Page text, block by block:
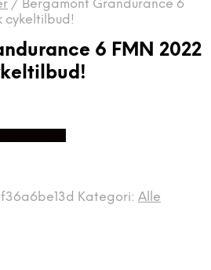
/ Bergamont Grandurance 6
cykeltilbud!
6 FMN 2022
Kategori: Alle